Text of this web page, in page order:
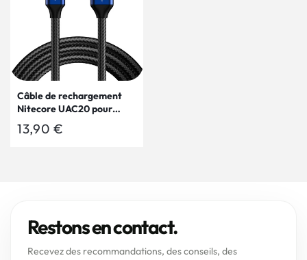
Câble de rechargement
Nitecore UAC20 pour
lampes et chargeurs
Prix
13,90 €
Restons en contact.
Recevez des recommandations, des conseils, des